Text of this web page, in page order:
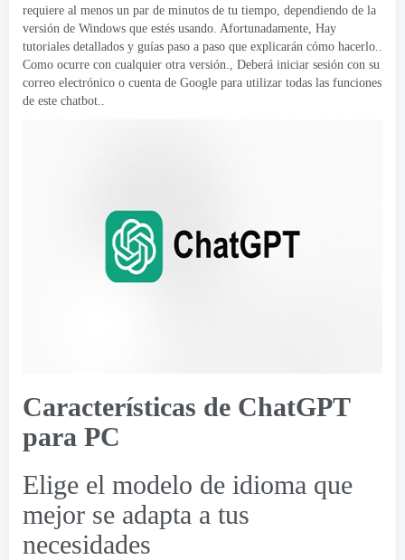
requiere al menos un par de minutos de tu tiempo, dependiendo de la
versión de Windows que estés usando. Afortunadamente, Hay
tutoriales detallados y guías paso a paso que explicarán cómo hacerlo..
Como ocurre con cualquier otra versión., Deberá iniciar sesión con su
correo electrónico o cuenta de Google para utilizar todas las funciones
de este chatbot..
Características de ChatGPT
para PC
Elige el modelo de idioma que
mejor se adapta a tus
necesidades